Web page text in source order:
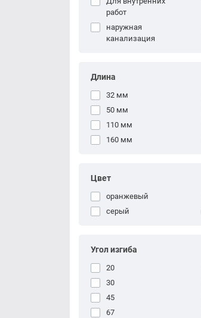
работ
наружная
канализация
Длина
32 мм
50 мм
110 мм
160 мм
Цвет
оранжевый
серый
Угол изгиба
20
30
45
67